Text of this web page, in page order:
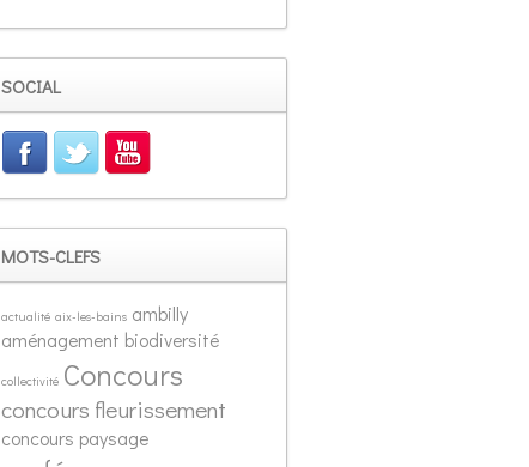
SOCIAL
MOTS-CLEFS
actualité aix-les-bains ambilly
aménagement biodiversité
collectivité Concours
concours fleurissement
concours paysage